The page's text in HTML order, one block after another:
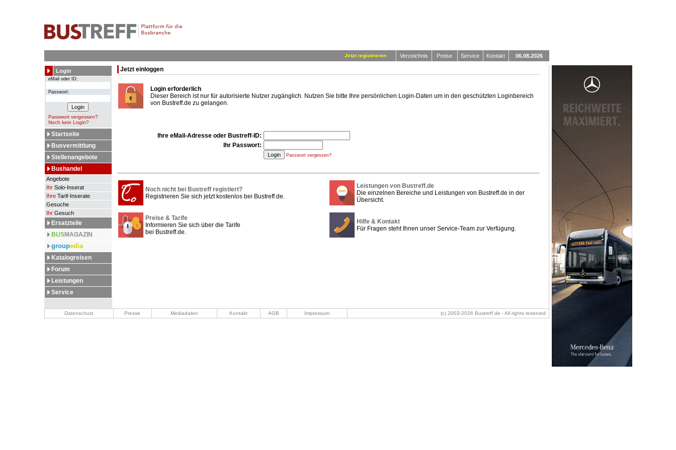
Jetzt registrieren Verzeichnis Preise Service Kontakt 06.08.2026
Login
eMail oder ID:
Passwort:
Passwort vergessen?
Noch kein Login?
Startseite
Busvermittlung
Stellenangebote
Bushandel
Angebote
IhrSolo-Inserat
IhreTarif-Inserate
Gesuche
IhrGesuch
Ersatzteile
BUSMAGAZIN
groupedia
Katalogreisen
Forum
Leistungen
Service
Jetzt einloggen
Login erforderlich
Dieser Bereich ist nur für autorisierte Nutzer zugänglich. Nutzen Sie bitte Ihre persönlichen Login-Daten um in den geschützten Loginbereich
von Bustreff.de zu gelangen.
Ihre eMail-Adresse oder Bustreff-ID:
Ihr Passwort:
Passwort vergessen?
Noch nicht bei Bustreff registiert?
Registrieren Sie sich jetzt kostenlos bei Bustreff.de.
Leistungen von Bustreff.de
Die einzelnen Bereiche und Leistungen von Bustreff.de in der
Übersicht.
Preise & Tarife
Informieren Sie sich über die Tarife
bei Bustreff.de.
Hilfe & Kontakt
Für Fragen steht Ihnen unser Service-Team zur Verfügung.
Datenschutz Presse Mediadaten Kontakt AGB Impressum (c) 2003-2026 Bustreff.de - All rights reserved